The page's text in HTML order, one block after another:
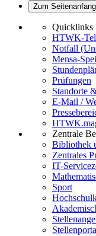
Zum Seitenanfang
Quicklinks
HTWK-
Notfall
Mensa-
Prüfungen
Standorte
E-Mail /
Zentrale
Bibliothek
Zentrales
IT-
Sport